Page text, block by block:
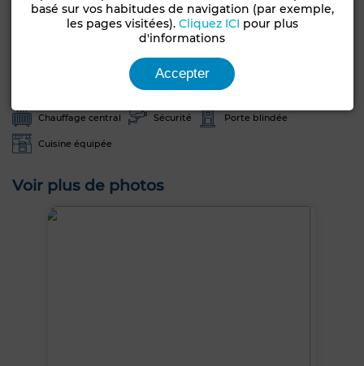
Années
Terrasse
Antenne parabolique
Chauffage central Sécurité Porte blindée
Cuisine équipée
Voir plus de photos
basé sur vos habitudes de navigation (par exemple,
les pages visitées). Cliquez ICI pour plus
d'informations
Accepter